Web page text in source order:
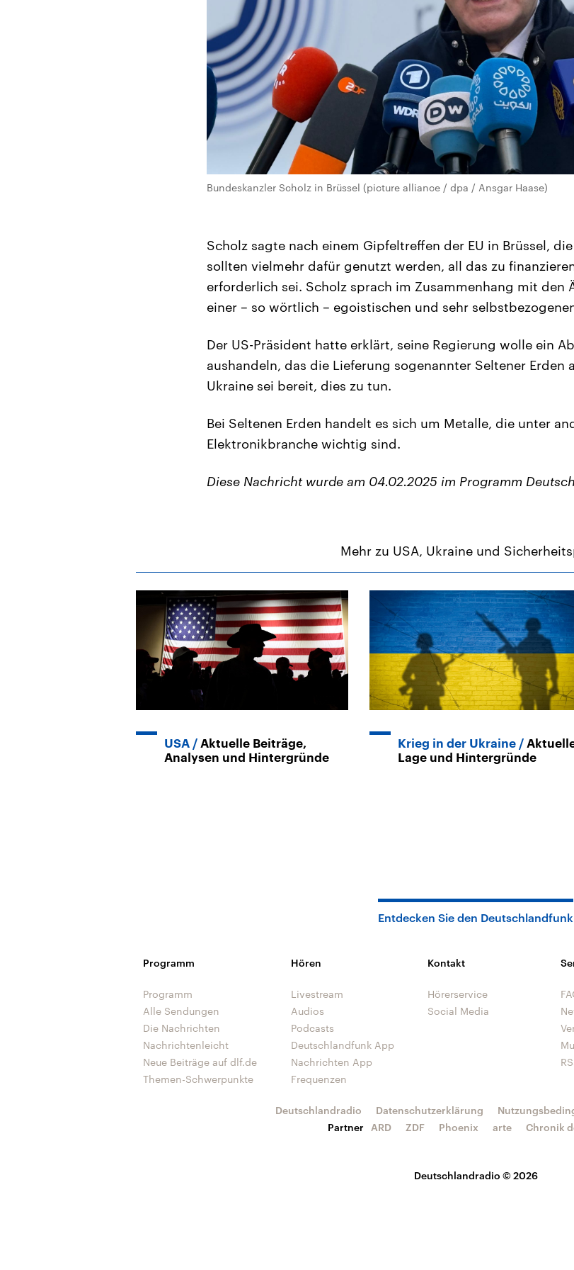
Bundeskanzler Scholz in Brüssel (picture alliance / dpa / Ansgar Haase)
Scholz sagte nach einem Gipfeltreffen der EU in Brüssel,
sollten vielmehr dafür genutzt werden, all das zu
erforderlich sei. Scholz sprach im Zusammenhang mit den
einer – so wörtlich – egoistischen und sehr
Der US-Präsident hatte erklärt, seine Regierung wolle ein
aushandeln, das die Lieferung sogenannter Seltener Erden
Ukraine sei bereit, dies zu tun.
Bei Seltenen Erden handelt es sich um Metalle, die unter
Elektronikbranche wichtig sind.
Diese Nachricht wurde am 04.02.2025 im Programm
Mehr zu USA, Ukraine und
USA
Aktuelle Beiträge,
Analysen und Hintergründe
Krieg in der Ukraine
Lage und Hintergründe
Entdecken Sie den Deutschlandfunk
Programm
Programm
Alle Sendungen
Die Nachrichten
Nachrichtenleicht
Neue Beiträge auf dlf.de
Themen-Schwerpunkte
Hören
Livestream
Audios
Podcasts
Deutschlandfunk App
Nachrichten App
Frequenzen
Kontakt
Hörerservice
Social Media
Deutschlandradio © 2026
Deutschlandradio Datenschutzerklärung
Partner
ARD ZDF Phoenix arte Chronik